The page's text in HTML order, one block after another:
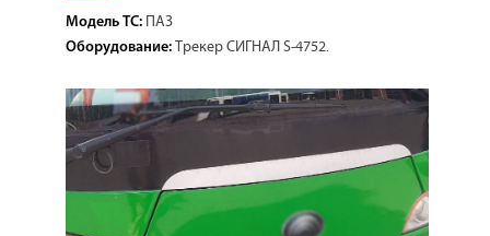
Модель ТС: ПАЗ
Оборудование: Трекер СИГНАЛ S-4752.